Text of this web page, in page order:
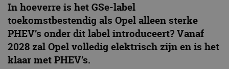
In hoeverre is het GSe-label
toekomstbestendig als Opel alleen sterke
PHEV’s onder dit label introduceert? Vanaf
2028 zal Opel volledig elektrisch zijn en is het
klaar met PHEV’s.